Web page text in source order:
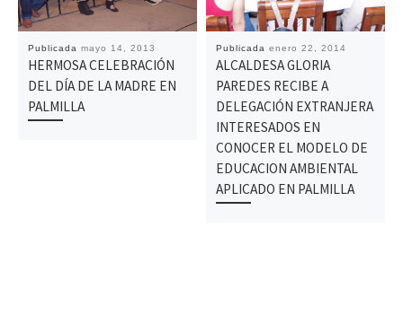
Publicadamayo 14, 2013
HERMOSA CELEBRACIÓN
DEL DÍA DE LA MADRE EN
PALMILLA
Publicadaenero 22, 2014
ALCALDESA GLORIA
PAREDES RECIBE A
DELEGACIÓN EXTRANJERA
INTERESADOS EN
CONOCER EL MODELO DE
EDUCACION AMBIENTAL
APLICADO EN PALMILLA